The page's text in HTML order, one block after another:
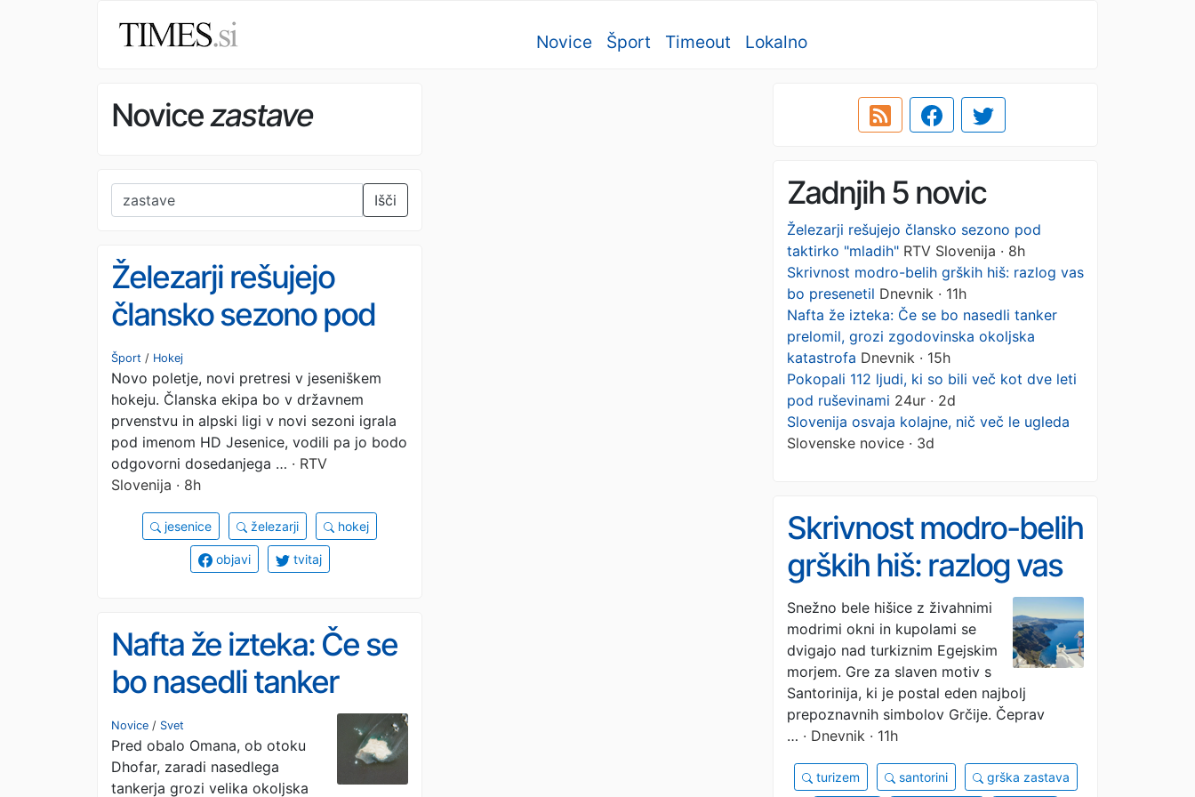
Novice Šport Timeout Lokalno
Novicezastave
Išči Zadnjih 5 novic
Železarji rešujejo člansko sezono pod
taktirko "mladih" RTV Slovenija · 8h
Skrivnost modro-belih grških hiš: razlog vas
bo presenetil Dnevnik · 11h
Nafta že izteka: Če se bo nasedli tanker
prelomil, grozi zgodovinska okoljska
katastrofa Dnevnik · 15h
Pokopali 112 ljudi, ki so bili več kot dve leti
pod ruševinami 24ur · 2d
Slovenija osvaja kolajne, nič več le ugleda
Slovenske novice · 3d
Železarji rešujejo
člansko sezono pod
taktirko "mladih"
Šport / Hokej
Novo poletje, novi pretresi v jeseniškem
hokeju. Članska ekipa bo v državnem
prvenstvu in alpski ligi v novi sezoni igrala
pod imenom HD Jesenice, vodili pa jo bodo
odgovorni dosedanjega … · RTV
Slovenija · 8h
jesenice železarji hokej
objavi tvitaj
Skrivnost modro-belih
grških hiš: razlog vas
bo presenetil
Snežno bele hišice z živahnimi
modrimi okni in kupolami se
dvigajo nad turkiznim Egejskim
morjem. Gre za slaven motiv s
Santorinija, ki je postal eden najbolj
prepoznavnih simbolov Grčije. Čeprav
… · Dnevnik · 11h
turizem santorini grška zastava
Nafta že izteka: Če se
bo nasedli tanker
prelomil, grozi
zgodovinska okoljska
Novice / Svet
Pred obalo Omana, ob otoku
Dhofar, zaradi nasedlega
tankerja grozi velika okoljska